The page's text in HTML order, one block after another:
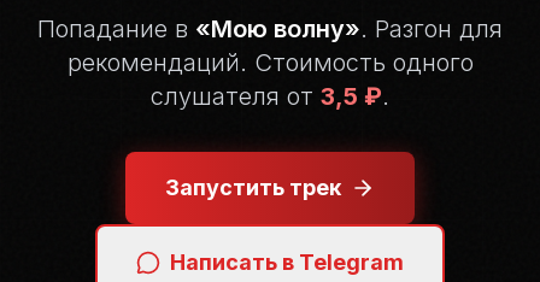
Попадание в «Мою волну». Разгон для
рекомендаций. Стоимость одного
слушателя от 3,5 ₽.
Запустить трек
Написать в Telegram